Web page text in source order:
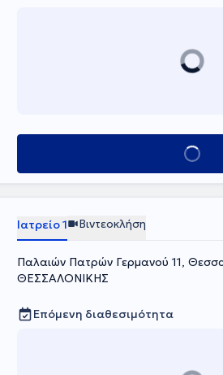
Κλείσε
Ιατρείο 1 Βιντεοκλήση
Παλαιών Πατρών Γερμανού 11,
ΘΕΣΣΑΛΟΝΙΚΗΣ
Επόμενη διαθεσιμότητα